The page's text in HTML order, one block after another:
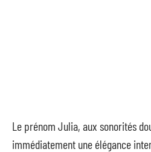
Le prénom Julia, aux sonorités
immédiatement une élégance